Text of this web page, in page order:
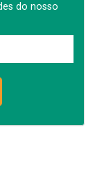
do nosso